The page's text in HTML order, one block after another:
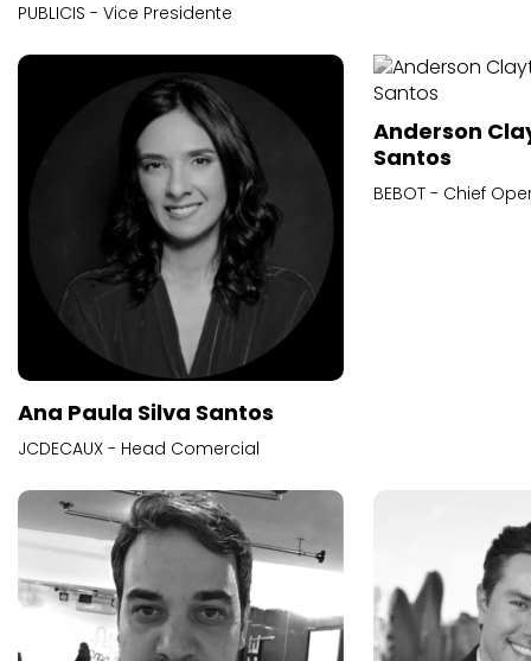
PUBLICIS - Vice Presidente
Ana Paula Silva Santos
JCDECAUX - Head Comercial
Anderson
Santos
BEBOT - Chief